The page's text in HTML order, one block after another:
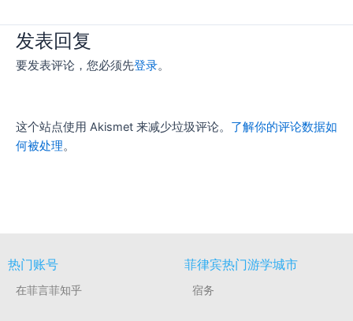
发表回复
要发表评论，您必须先登录。
这个站点使用 Akismet 来减少垃圾评论。 了解你的评论数据如
何被处理。
热门账号
在菲言菲知乎
菲律宾热门游学城市
宿务